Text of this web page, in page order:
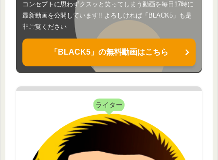
コンセプトに思わずクスッと笑ってしまう動画を毎日17時に
最新動画を公開しています!! よろしければ「BLACK5」も是
非ご覧ください
「BLACK5」の無料動画はこちら
ライター